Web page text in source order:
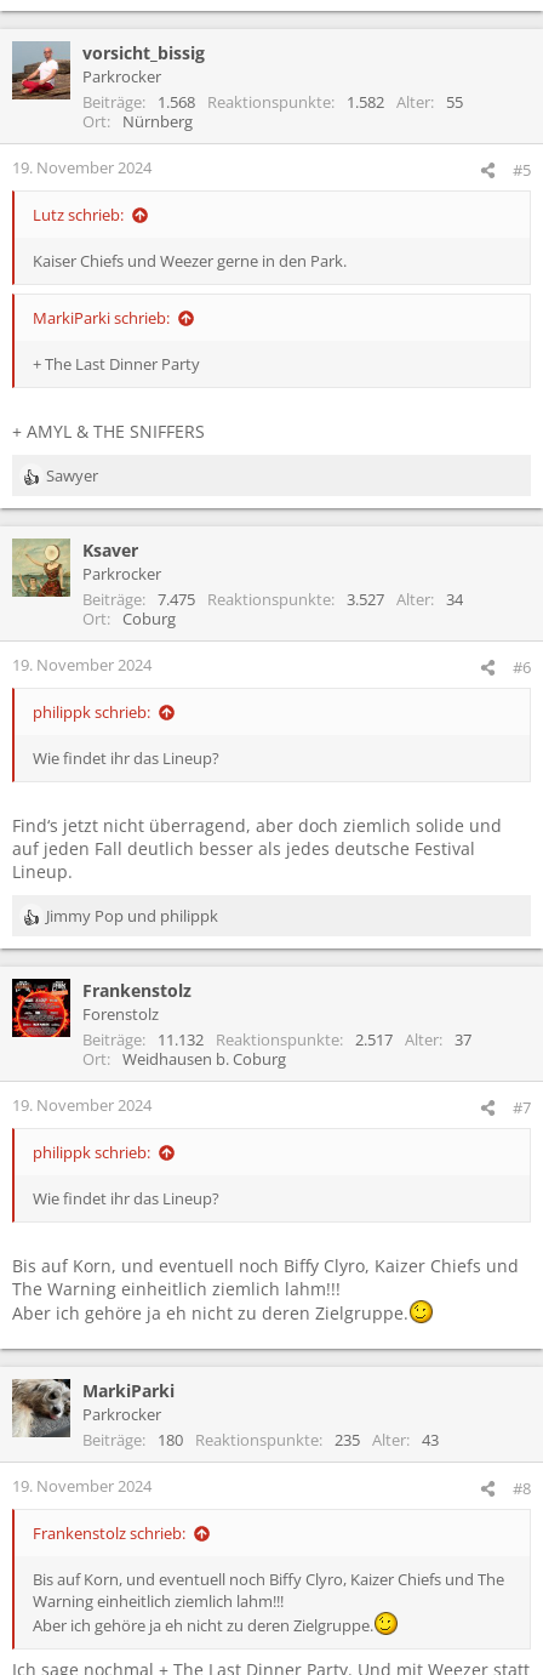
vorsicht_bissig
Parkrocker
Beiträge
1.568 Reaktionspunkte 1.582 Alter
55
Ort
Nürnberg
19. November 2024 #5
Lutz schrieb:
Kaiser Chiefs und Weezer gerne in den Park.
MarkiParki schrieb:
+ The Last Dinner Party
+ AMYL & THE SNIFFERS
R
e
k
t
i
n
e
Sawyer
Ksaver
Parkrocker
Beiträge
7.475 Reaktionspunkte 3.527 Alter
34
Ort
Coburg
19. November 2024 #6
philippk schrieb:
Wie findet ihr das Lineup?
Find‘s jetzt nicht überragend, aber doch ziemlich solide und
auf jeden Fall deutlich besser als jedes deutsche Festival
Lineup.
R
e
k
t
i
n
e
Jimmy Pop und philippk
Frankenstolz
Forenstolz
Beiträge
11.132 Reaktionspunkte 2.517 Alter
37
Ort
Weidhausen b. Coburg
19. November 2024 #7
philippk schrieb:
Wie findet ihr das Lineup?
Bis auf Korn, und eventuell noch Biffy Clyro, Kaizer Chiefs und
The Warning einheitlich ziemlich lahm!!!
Aber ich gehöre ja eh nicht zu deren Zielgruppe.
MarkiParki
Parkrocker
Beiträge
180 Reaktionspunkte 235 Alter 43
19. November 2024 #8
Frankenstolz schrieb:
Bis auf Korn, und eventuell noch Biffy Clyro, Kaizer Chiefs und The
Warning einheitlich ziemlich lahm!!!
Aber ich gehöre ja eh nicht zu deren Zielgruppe.
Ich sage nochmal + The Last Dinner Party. Und mit Weezer statt